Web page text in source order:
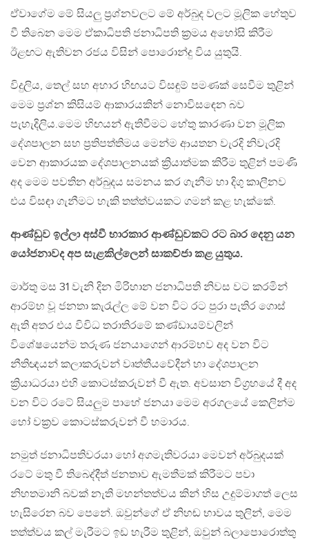
ඒවාගේම මේ සියලු ප්‍රශ්නවලට මේ අර්බුද වලට මූලික හේතුව
වී තිබෙන මෙම ඒකාධිපති ජනාධිපති ක්‍රමය අහෝසි කිරීම
ඊළඟට ඇතිවන රජය විසින් පොරොන්දු විය යුතුයි.
විදුලිය, තෙල් සහ අහාර හිඟයට විසඳුම් පමණක් සෙවීම තුළින්
මෙම ප්‍රශ්න කිසියම් ආකාරයකින් නොවිසඳෙන බව
පැහැදිලිය.මෙම හිඟයන් ඇතිවීමට හේතු කාරණා වන මූලික
දේශපාලන සහ ප්‍රතිපත්තිමය මෙන්ම ආයතන වැරදි නිවැරදි
වෙන ආකාරයක දේශපාලනයක් ක්‍රියාත්මක කිරීම තුළින් පමණි
අද මෙම පවතින අර්බුදය සමනය කර ගැනීම හා දිගු කාලීනව
එය විසඳා ගැනීමට හැකි තත්ත්වයකට ගමන් කළ හැක්කේ.
ආණ්ඩුව ඉල්ලා අස්වී භාරකාර ආණ්ඩුවකට රට බාර දෙනු යන
යෝජනාවද අප සැළකිල්ලෙන් සාකච්ජා කළ යුතුය.
මාර්තු මස 31 වැනි දින මිරිහාන ජනාධිපති නිවස වට කරමින්
ආරම්භ වූ ජනතා කැරැල්ල මේ වන විට රට පුරා පැතිර ගොස්
ඇති අතර එය විවිධ තරාතිරමේ කණ්ඩායම්වලින්
විශේෂයෙන්ම තරුණ ජනයාගෙන් ආරම්භව අද වන විට
නීතිඥයන් කලාකරුවන් වෘත්තීයවේදීන් හා දේශපාලන
ක්‍රියාධරයා එහි කොටස්කරුවන් වී ඇත. අවසාන විග්‍රහයේ දී අද
වන විට රටේ සියලුම පාහේ ජනයා මෙම අරගලයේ කෙලින්ම
හෝ වක්‍රව කොටස්කරුවන් වී හමාරය.
නමුත් ජනාධිපතිවරයා හෝ අගමැතිවරයා මෙවන් අර්බුදයක්
රටේ මතු වී තිබෙද්දීත් ජනතාව ඇමතීමක් කිරීමට පවා
නිහතමානි බවක් නැති මහන්තත්වය කින් හිස උදුම්මාගත් ලෙස
හැසිරෙන බව පෙනේ. ඔවුන්ගේ ඒ නිහඬ භාවය තුලින්, මෙම
තත්ත්වය කල් මැරීමට ඉඩ හැරීම තුළින්, ඔවුන් බලාපොරොත්තු